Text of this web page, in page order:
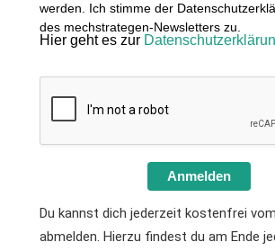
werden. Ich stimme der
des mechstrategen-Newsletters zu.
Hier geht es zur
Anmelden
Du kannst dich jederzeit kostenfrei
abmelden. Hierzu findest du am Ende